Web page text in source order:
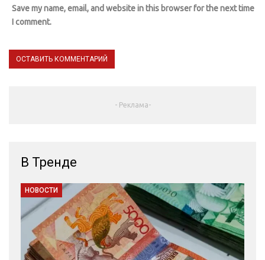
Save my name, email, and website in this browser for the next time
I comment.
- Реклама-
В Тренде
НОВОСТИ